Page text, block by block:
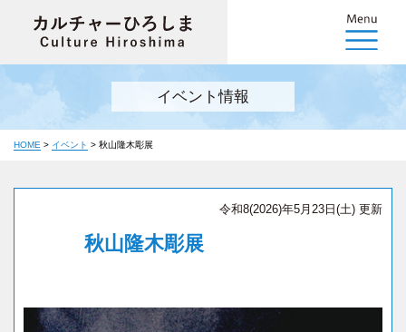
イベント情報
HOME > イベント > 秋山隆木彫展
令和8(2026)年5月23日(土) 更新
秋山隆木彫展